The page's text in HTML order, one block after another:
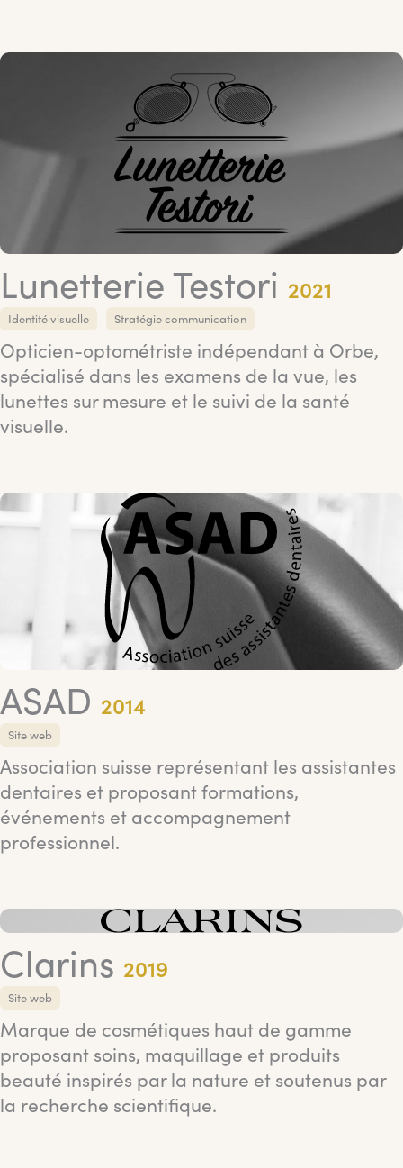
Lunetterie Testori 2021
Identité visuelle Stratégie communication
Opticien-optométriste indépendant à Orbe,
spécialisé dans les examens de la vue, les
lunettes sur mesure et le suivi de la santé
visuelle.
ASAD 2014
Site web
Association suisse représentant les assistantes
dentaires et proposant formations,
événements et accompagnement
professionnel.
Clarins 2019
Site web
Marque de cosmétiques haut de gamme
proposant soins, maquillage et produits
beauté inspirés par la nature et soutenus par
la recherche scientifique.